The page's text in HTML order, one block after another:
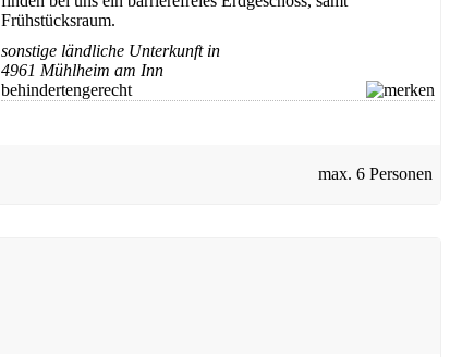
Frühstücksraum.
sonstige ländliche Unterkunft in
4961 Mühlheim am Inn
behindertengerecht
max. 6 Personen